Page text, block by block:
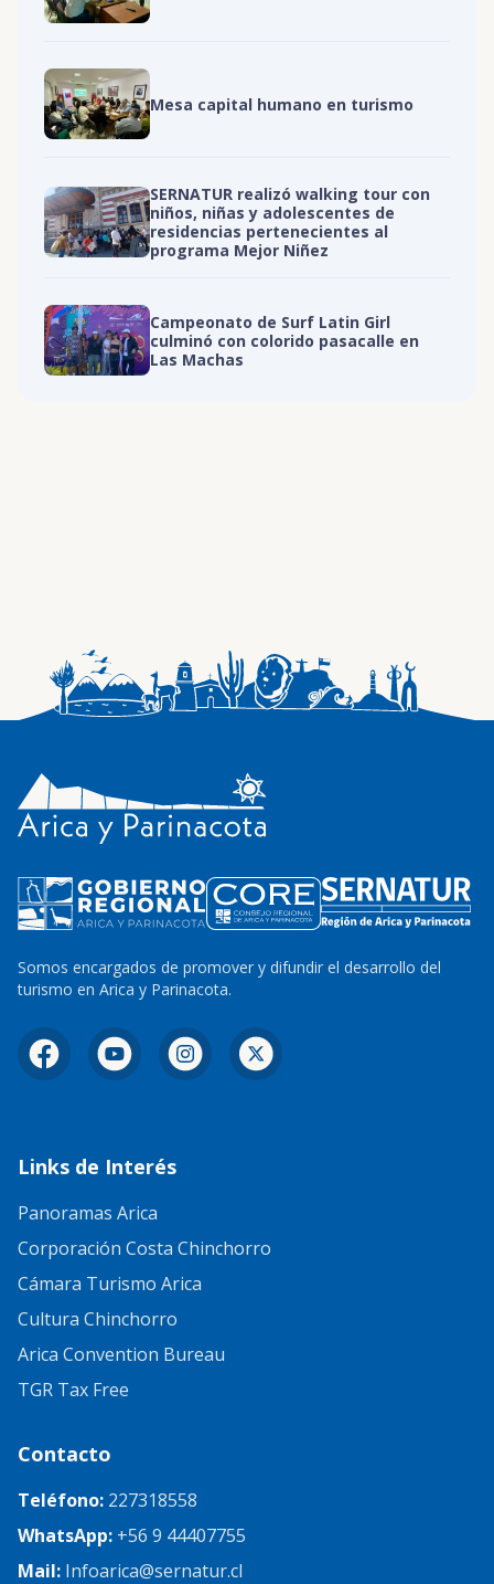
Mesa capital humano en turismo
SERNATUR realizó walking tour con
niños, niñas y adolescentes de
residencias pertenecientes al
programa Mejor Niñez
Campeonato de Surf Latin Girl
culminó con colorido pasacalle en
Las Machas
Somos encargados de promover y difundir el desarrollo del
turismo en Arica y Parinacota.
FacebookYouTubeInstagram
X
Links de Interés
Panoramas Arica
Corporación Costa Chinchorro
Cámara Turismo Arica
Cultura Chinchorro
Arica Convention Bureau
TGR Tax Free
Contacto
Teléfono: 227318558
WhatsApp: +56 9 44407755
Mail: Infoarica@sernatur.cl